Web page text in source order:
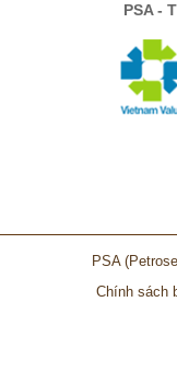
PSA -
PSA
Chính sách